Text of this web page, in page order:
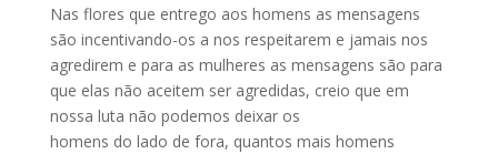
Nas flores que entrego aos homens as mensagens
são incentivando-os a nos respeitarem e jamais nos
agredirem e para as mulheres as mensagens são para
que elas não aceitem ser agredidas, creio que em
nossa luta não podemos deixar os
homens do lado de fora, quantos mais homens